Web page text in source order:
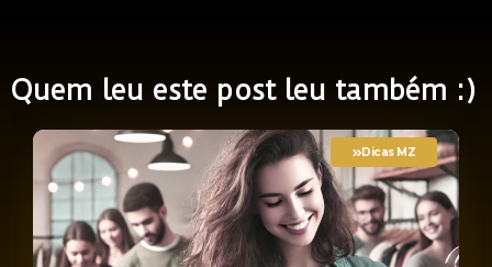
Quem leu este post leu também :)
Dicas MZ